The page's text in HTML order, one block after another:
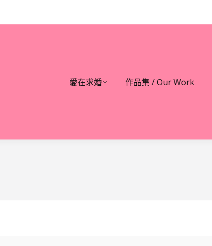
愛在求婚 作品集 / Our Work